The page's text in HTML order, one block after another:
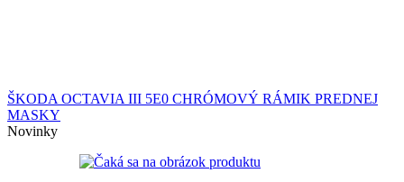
ŠKODA OCTAVIA III 5E0 CHRÓMOVÝ RÁMIK PREDNEJ
MASKY
Novinky